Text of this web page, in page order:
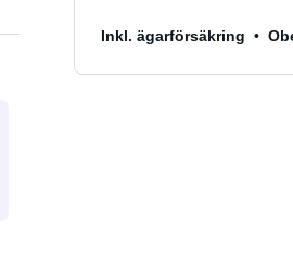
Inkl. ägarförsäkring